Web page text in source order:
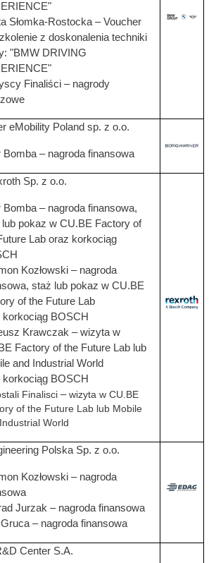
Słomka-Rostocka – Voucher
z doskonalenia techniki
"BMW DRIVING
Finaliści – nagrody
Grafika
eMobility Poland sp. z o.o.
Bomba – nagroda finansowa
Sp. z o.o.
Bomba – nagroda finansowa,
pokaz w CU.BE Factory of
Lab oraz korkociąg
Kozłowski – nagroda
staż lub pokaz w CU.BE
of the Future Lab
korkociąg BOSCH
Krawczak – wizyta w
Factory of the Future Lab lub
and Industrial World
korkociąg BOSCH
Finalisci–wizyta w CU.BE
of the Future Lab lub Mobile
World
Grafika
Polska Sp. z o.o.
Kozłowski – nagroda
Jurzak – nagroda finansowa
Gruca – nagroda finansowa
Grafika
Center S.A.